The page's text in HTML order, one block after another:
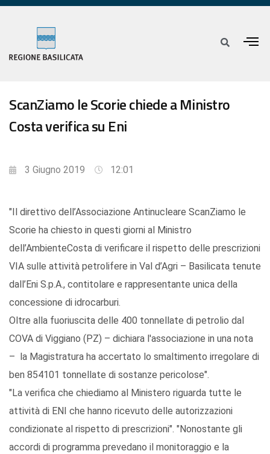
ScanZiamo le Scorie chiede a Ministro
Costa verifica su Eni
3 Giugno 2019 12:01
"Il direttivo dell’Associazione Antinucleare ScanZiamo le
Scorie ha chiesto in questi giorni al Ministro
dell’AmbienteCosta di verificare il rispetto delle prescrizioni
VIA sulle attività petrolifere in Val d’Agri – Basilicata tenute
dall’Eni S.p.A., contitolare e rappresentante unica della
concessione di idrocarburi.
Oltre alla fuoriuscita delle 400 tonnellate di petrolio dal
COVA di Viggiano (PZ) – dichiara l'associazione in una nota
– la Magistratura ha accertato lo smaltimento irregolare di
ben 854101 tonnellate di sostanze pericolose".
"La verifica che chiediamo al Ministero riguarda tutte le
attività di ENI che hanno ricevuto delle autorizzazioni
condizionate al rispetto di prescrizioni". "Nonostante gli
accordi di programma prevedano il monitoraggio e la